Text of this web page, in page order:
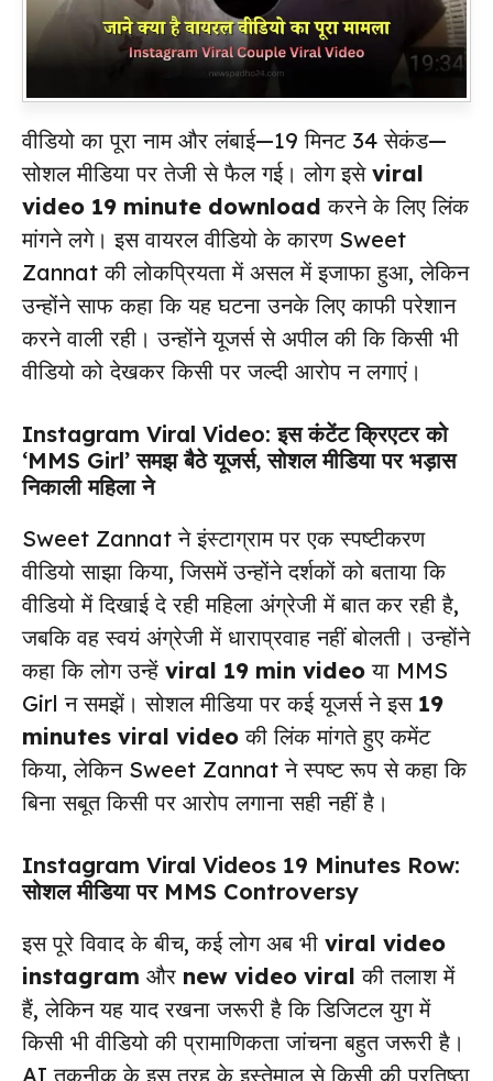
वीडियो का पूरा नाम और लंबाई—19 मिनट 34 सेकंड—
सोशल मीडिया पर तेजी से फैल गई। लोग इसे viral
video 19 minute download करने के लिए लिंक
मांगने लगे। इस वायरल वीडियो के कारण Sweet
Zannat की लोकप्रियता में असल में इजाफा हुआ, लेकिन
उन्होंने साफ कहा कि यह घटना उनके लिए काफी परेशान
करने वाली रही। उन्होंने यूजर्स से अपील की कि किसी भी
वीडियो को देखकर किसी पर जल्दी आरोप न लगाएं।
Instagram Viral Video: इस कंटेंट क्रिएटर को
‘MMS Girl’ समझ बैठे यूजर्स, सोशल मीडिया पर भड़ास
निकाली महिला ने
Sweet Zannat ने इंस्टाग्राम पर एक स्पष्टीकरण
वीडियो साझा किया, जिसमें उन्होंने दर्शकों को बताया कि
वीडियो में दिखाई दे रही महिला अंग्रेजी में बात कर रही है,
जबकि वह स्वयं अंग्रेजी में धाराप्रवाह नहीं बोलती। उन्होंने
कहा कि लोग उन्हें viral 19 min video या MMS
Girl न समझें। सोशल मीडिया पर कई यूजर्स ने इस 19
minutes viral video की लिंक मांगते हुए कमेंट
किया, लेकिन Sweet Zannat ने स्पष्ट रूप से कहा कि
बिना सबूत किसी पर आरोप लगाना सही नहीं है।
Instagram Viral Videos 19 Minutes Row:
सोशल मीडिया पर MMS Controversy
इस पूरे विवाद के बीच, कई लोग अब भी viral video
instagram और new video viral की तलाश में
हैं, लेकिन यह याद रखना जरूरी है कि डिजिटल युग में
किसी भी वीडियो की प्रामाणिकता जांचना बहुत जरूरी है।
AI तकनीक के इस तरह के इस्तेमाल से किसी की प्रतिष्ठा